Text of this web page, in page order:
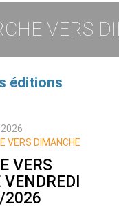
VERS
éditions
2026
VERS DIMANCHE
VERS
2026